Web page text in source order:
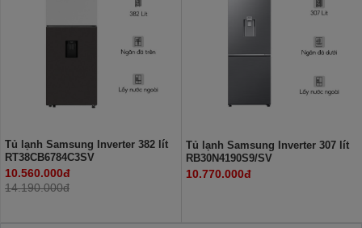
Tủ lạnh Samsung Inverter 382 lít
RT38CB6784C3SV
10.560.000đ
14.190.000đ
Tủ lạnh Samsung Inverter 307 lít
RB30N4190S9/SV
10.770.000đ